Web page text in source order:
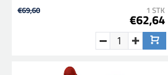
€69,60 1 STK
€62,64